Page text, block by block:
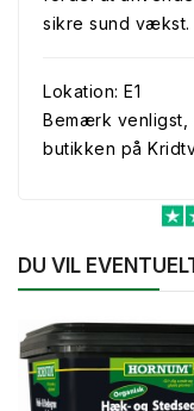
sikre sund vækst.
Lokation: E1
Bemærk venligst,
butikken på
DU VIL